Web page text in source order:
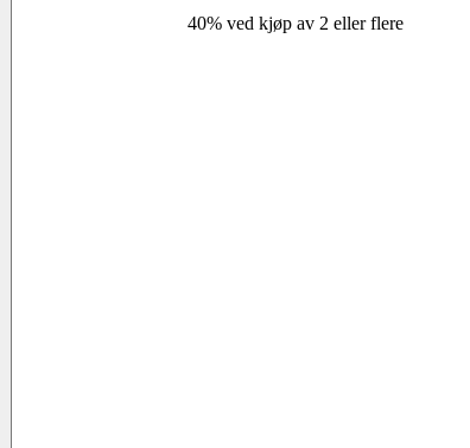
40% ved kjøp av 2 eller flere